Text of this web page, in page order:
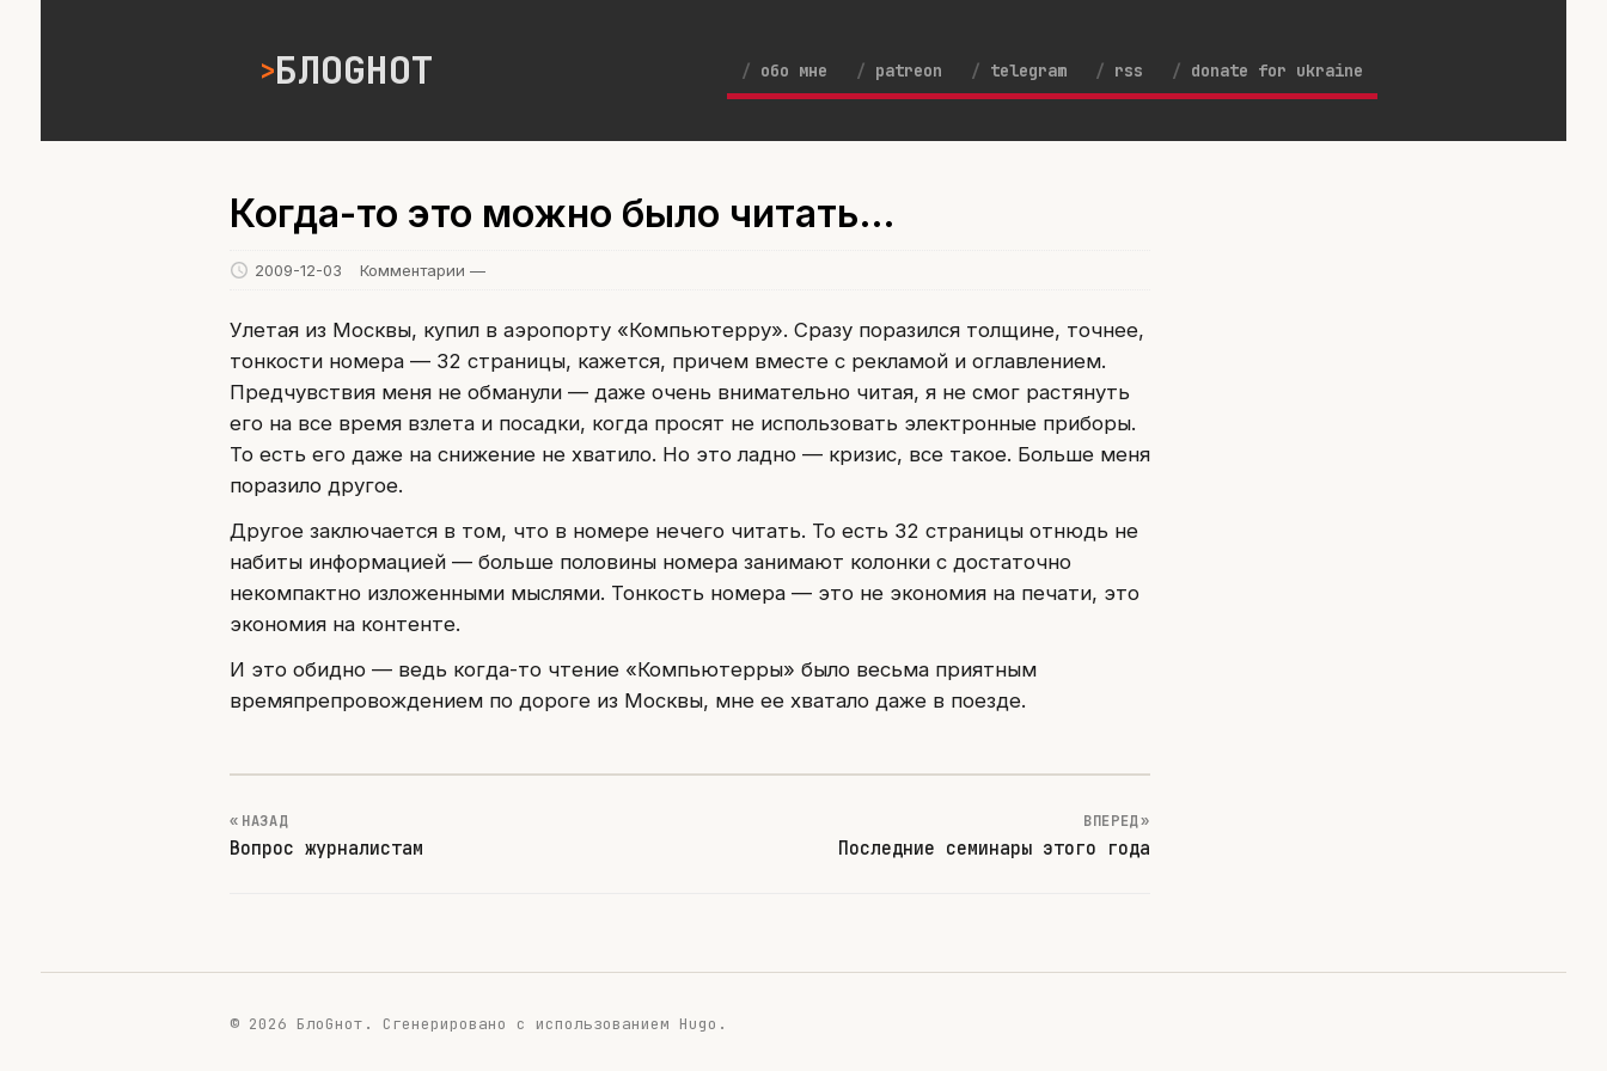
БЛОGНОТ обо мне patreon telegram rss donate for ukraine
Когда-то это можно было читать…
2009-12-03 Комментарии —
Улетая из Москвы, купил в аэропорту «Компьютерру». Сразу поразился толщине, точнее,
тонкости номера — 32 страницы, кажется, причем вместе с рекламой и оглавлением.
Предчувствия меня не обманули — даже очень внимательно читая, я не смог растянуть
его на все время взлета и посадки, когда просят не использовать электронные приборы.
То есть его даже на снижение не хватило. Но это ладно — кризис, все такое. Больше меня
поразило другое.
Другое заключается в том, что в номере нечего читать. То есть 32 страницы отнюдь не
набиты информацией — больше половины номера занимают колонки с достаточно
некомпактно изложенными мыслями. Тонкость номера — это не экономия на печати, это
экономия на контенте.
И это обидно — ведь когда-то чтение «Компьютерры» было весьма приятным
времяпрепровождением по дороге из Москвы, мне ее хватало даже в поезде.
« НАЗАД
Вопрос журналистам
ВПЕРЕД »
Последние семинары этого года
© 2026 БлоGнот. Сгенерировано с использованием Hugo .